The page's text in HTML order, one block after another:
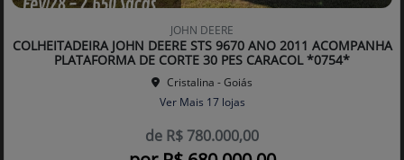
Co
arti
lhe
JOHN DEERE
COLHEITADEIRA JOHN DEERE STS 9670 ANO 2011 ACOMPANHA
PLATAFORMA DE CORTE 30 PES CARACOL *0754*
Cristalina - Goiás
Ver Mais 17 lojas
de R$ 780.000,00